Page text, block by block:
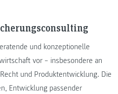
und konzeptionelle
vor – insbesondere an
und Produktentwicklung. Die
Entwicklung passender